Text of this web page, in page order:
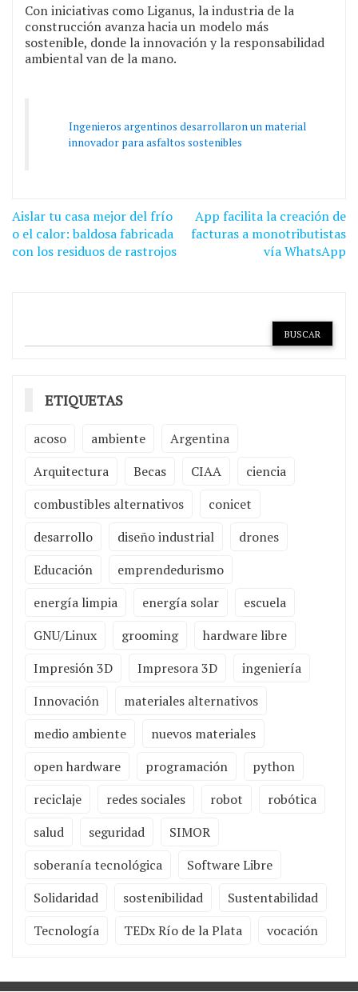
Con iniciativas como Liganus, la industria de la
construcción avanza hacia un modelo más
sostenible, donde la innovación y la responsabilidad
ambiental van de la mano.
Ingenieros argentinos desarrollaron un material
innovador para asfaltos sostenibles
Navegación
de
entradas
Aislar tu casa mejor del frío
o el calor: baldosa fabricada
con los residuos de rastrojos
App facilita la creación de
facturas a monotributistas
vía WhatsApp
ETIQUETAS
acoso ambiente
Argentina
Arquitectura
Becas CIAA
ciencia
combustibles alternativos
conicet
desarrollo
diseño industrial
drones
Educación
emprendedurismo
energía limpia
energía solar
escuela
GNU/Linux
grooming
hardware libre
Impresión 3D
Impresora 3D
ingeniería
Innovación
materiales alternativos
medio ambiente
nuevos materiales
open hardware
programación
python
reciclaje
redes sociales robot
robótica
salud
seguridad
SIMOR
soberanía tecnológica
Software Libre
Solidaridad
sostenibilidad
Sustentabilidad
Tecnología
TEDx Río de la Plata vocación